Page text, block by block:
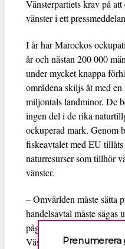
Vänsterpartiets krav på
vänster i ett
I år har Marockos
år och nästan 200 000
under mycket knappa
områdena skiljs åt med
miljontals landminor. De
ingen del i de rika
ockuperad mark. Genom
fiskeavtalet med EU
naturresurser som tillhör
vänster.
– Omvärlden måste sätta
handelsavtal måste sägas
pågår. Att Sverige som
Västsaharas vore en
Prenumerera